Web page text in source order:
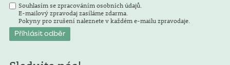
Souhlasím se zpracováním osobních údajů.
E-mailový zpravodaj zasíláme zdarma.
Pokyny pro zrušení naleznete v každém e-mailu zpravodaje.